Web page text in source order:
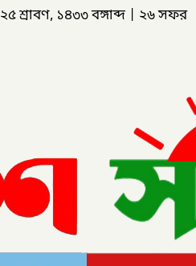
২৫ শ্রাবণ, ১৪৩৩ বঙ্গাব্দ
২৬ সফর